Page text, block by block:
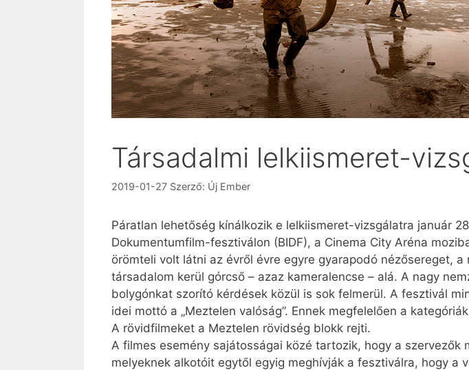
Társadalmi lelkiismeret-
2019-01-27 Szerző: Új Ember
Páratlan lehetőség kínálkozik e lelkiismeret-vizsgálatra január
Dokumentumfilm-fesztiválon (BIDF), a Cinema City Aréna
örömteli volt látni az évről évre egyre gyarapodó nézősereget,
társadalom kerül górcső – azaz kameralencse – alá. A nagy
bolygónkat szorító kérdések közül is sok felmerül. A fesztivál
idei mottó a „Meztelen valóság”. Ennek megfelelően a
A rövidfilmeket a Meztelen rövidség blokk rejti.
A filmes esemény sajátosságai közé tartozik, hogy a
melyeknek alkotóit egytől egyig meghívják a fesztiválra, hogy a